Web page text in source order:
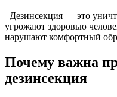
Дезинсекция — это
угрожают здоровью
нарушают комфортный
Почему важна
дезинсекция